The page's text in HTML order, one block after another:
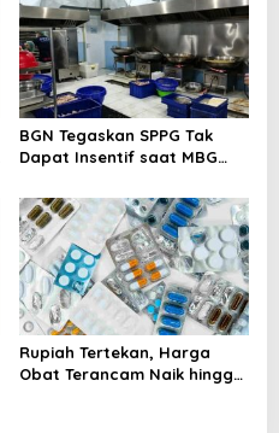
BGN Tegaskan SPPG Tak
Dapat Insentif saat MBG
Rupiah Tertekan, Harga
Obat Terancam Naik hingga